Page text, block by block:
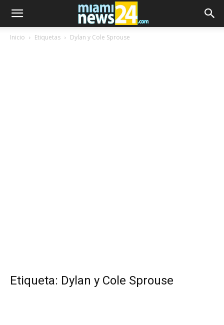
Inicio Etiquetas Dylan y Cole Sprouse
Etiqueta: Dylan y Cole Sprouse